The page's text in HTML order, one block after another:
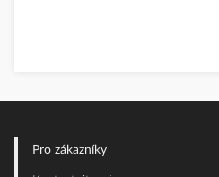
Pro zákazníky